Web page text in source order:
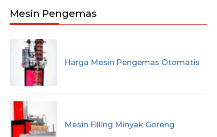
Mesin Pengemas
Harga Mesin Pengemas Otomatis
Mesin Filling Minyak Goreng